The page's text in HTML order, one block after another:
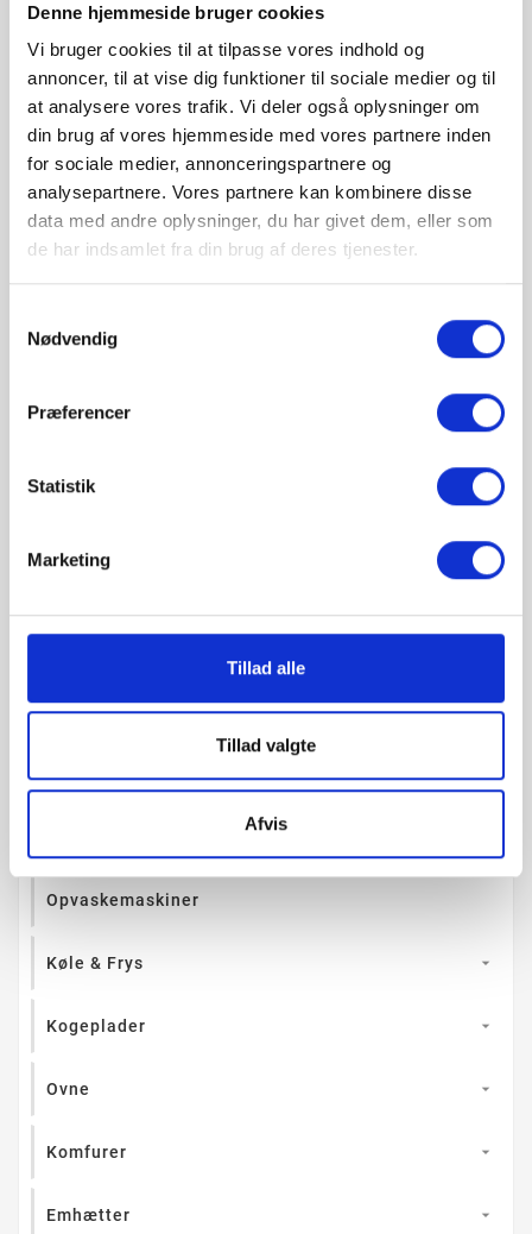
Denne hjemmeside bruger cookies
Vi bruger cookies til at tilpasse vores indhold og
annoncer, til at vise dig funktioner til sociale medier og til
at analysere vores trafik. Vi deler også oplysninger om
din brug af vores hjemmeside med vores partnere inden
for sociale medier, annonceringspartnere og
analysepartnere. Vores partnere kan kombinere disse
data med andre oplysninger, du har givet dem, eller som
de har indsamlet fra din brug af deres tjenester.
Nødvendig
Præferencer
Statistik
Marketing
Tillad alle
Tillad valgte
Afvis
Ny
Enders San Diego 3
an Diego 3 fra Enders er
en gasgrill med tre
Ny
Enders Nest 3 R
Chicago Next 3 R Turbo
fra Enders er en gasgrill
check

Vaskemaskiner/ Tørretumblere
Opvaskemaskiner
Køle & Frys 
Kogeplader 
Ovne 
Komfurer 
Emhætter 